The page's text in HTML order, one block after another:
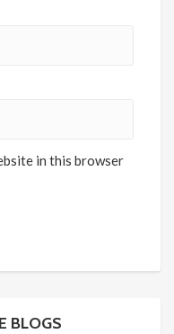
in this browser
BLOGS